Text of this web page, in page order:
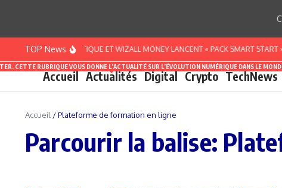
TOP News
: BANQUE ATLANTIQUE ET WIZALL MONEY LANCENT « PACK SMART START
Accueil Actualités
CETTE RUBRIQUE VOUS DONNE L’ACTUALITÉ SUR L’ÉVOLUTION NUMÉRIQUE DANS LE
Digital Crypto TechNews
Accueil /Plateforme de formation en ligne
Parcourir la balise: